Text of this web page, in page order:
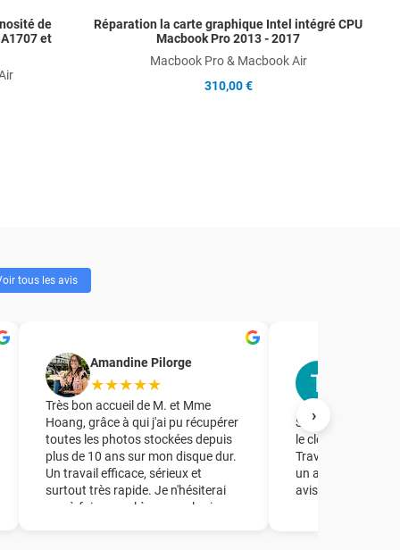
de
A1707 et
Réparation la carte graphique Intel intégré CPU
Macbook Pro 2013 - 2017
Macbook Pro & Macbook Air
310,00 €
›
tous les avis
Amandine Pilorge
★★★★★
Très bon accueil de M. et Mme
Hoang, grâce à qui j'ai pu récupérer
toutes les photos stockées depuis
plus de 10 ans sur mon disque dur.
Un travail efficace, sérieux et
surtout très rapide. Je n'hésiterai
pas à faire appel à ce couple si
Société à laquelle
le clonage d'un
Travail parfait en
un accueil de
avisés.